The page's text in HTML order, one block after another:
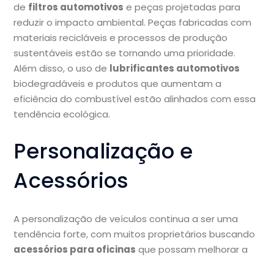
de filtros automotivos e peças projetadas para
reduzir o impacto ambiental. Peças fabricadas com
materiais recicláveis e processos de produção
sustentáveis estão se tornando uma prioridade.
Além disso, o uso de lubrificantes automotivos
biodegradáveis e produtos que aumentam a
eficiência do combustível estão alinhados com essa
tendência ecológica.
Personalização e
Acessórios
A personalização de veículos continua a ser uma
tendência forte, com muitos proprietários buscando
acessórios para oficinas que possam melhorar a